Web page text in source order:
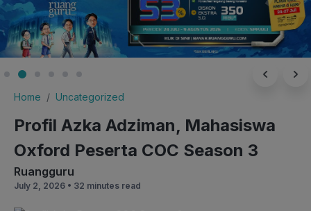
Home Uncategorized
Profil Azka Adziman, Mahasiswa
Oxford Peserta COC Season 3
Ruangguru
July 2, 2026 • 32 minutes read